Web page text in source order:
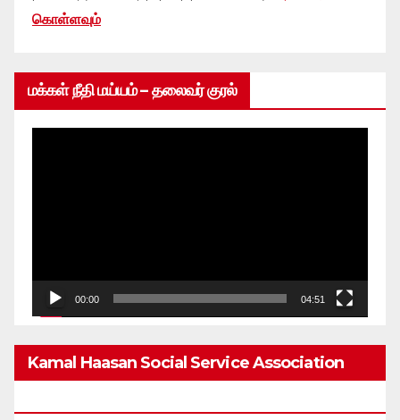
கொள்ளவும்
மக்கள் நீதி மய்யம் – தலைவர் குரல்
00:00 04:51
Kamal Haasan Social Service Association